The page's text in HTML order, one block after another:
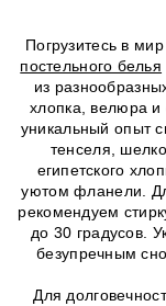
Погрузитесь в
постельного белья
из
хлопка, велюра
уникальный опыт
тенселя,
египетского
уютом фланели.
рекомендуем
до 30 градусов.
безупречным
Для